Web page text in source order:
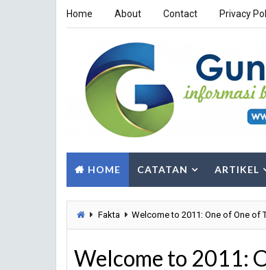
Home About Contact Privacy
HOME CATATAN ARTIKEL
Fakta Welcome to 2011: One of One of
Welcome to 2011: